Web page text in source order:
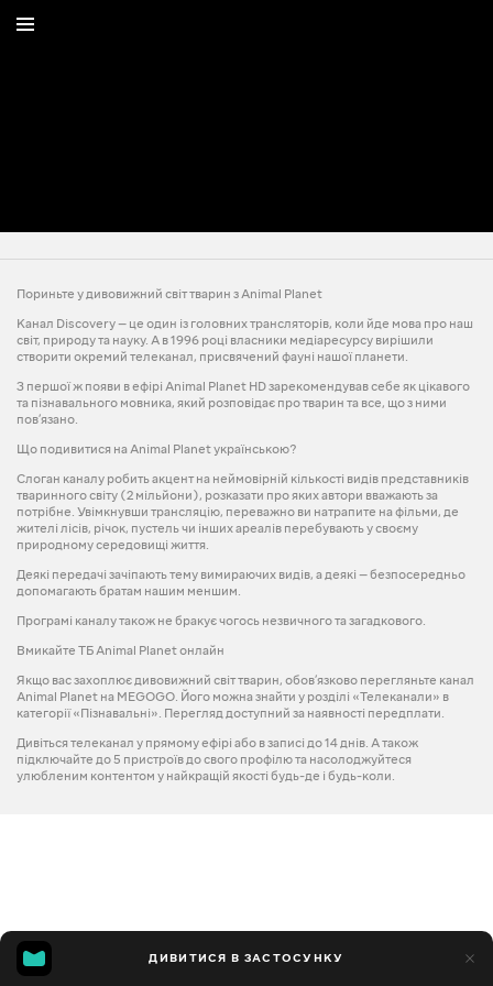
ДИВИТИСЯ В ЗАСТОСУНКУ
Пориньте у дивовижний світ тварин з Animal Planet
Канал Discovery — це один із головних трансляторів, коли йде мова про наш
світ, природу та науку. А в 1996 році власники медіаресурсу вирішили
створити окремий телеканал, присвячений фауні нашої планети.
З першої ж появи в ефірі Animal Planet HD зарекомендував себе як цікавого
та пізнавального мовника, який розповідає про тварин та все, що з ними
пов’язано.
Що подивитися на Animal Planet українською?
Слоган каналу робить акцент на неймовірній кількості видів представників
тваринного світу (2 мільйони), розказати про яких автори вважають за
потрібне. Увімкнувши трансляцію, переважно ви натрапите на фільми, де
жителі лісів, річок, пустель чи інших ареалів перебувають у своєму
природному середовищі життя.
Деякі передачі зачіпають тему вимираючих видів, а деякі — безпосередньо
допомагають братам нашим меншим.
Програмі каналу також не бракує чогось незвичного та загадкового.
Вмикайте ТБ Animal Planet онлайн
Якщо вас захоплює дивовижний світ тварин, обов’язково перегляньте канал
Animal Planet на MEGOGO. Його можна знайти у розділі «Телеканали» в
категорії «Пізнавальні». Перегляд доступний за наявності передплати.
Дивіться телеканал у прямому ефірі або в записі до 14 днів. А також
підключайте до 5 пристроїв до свого профілю та насолоджуйтеся
улюбленим контентом у найкращій якості будь-де і будь-коли.